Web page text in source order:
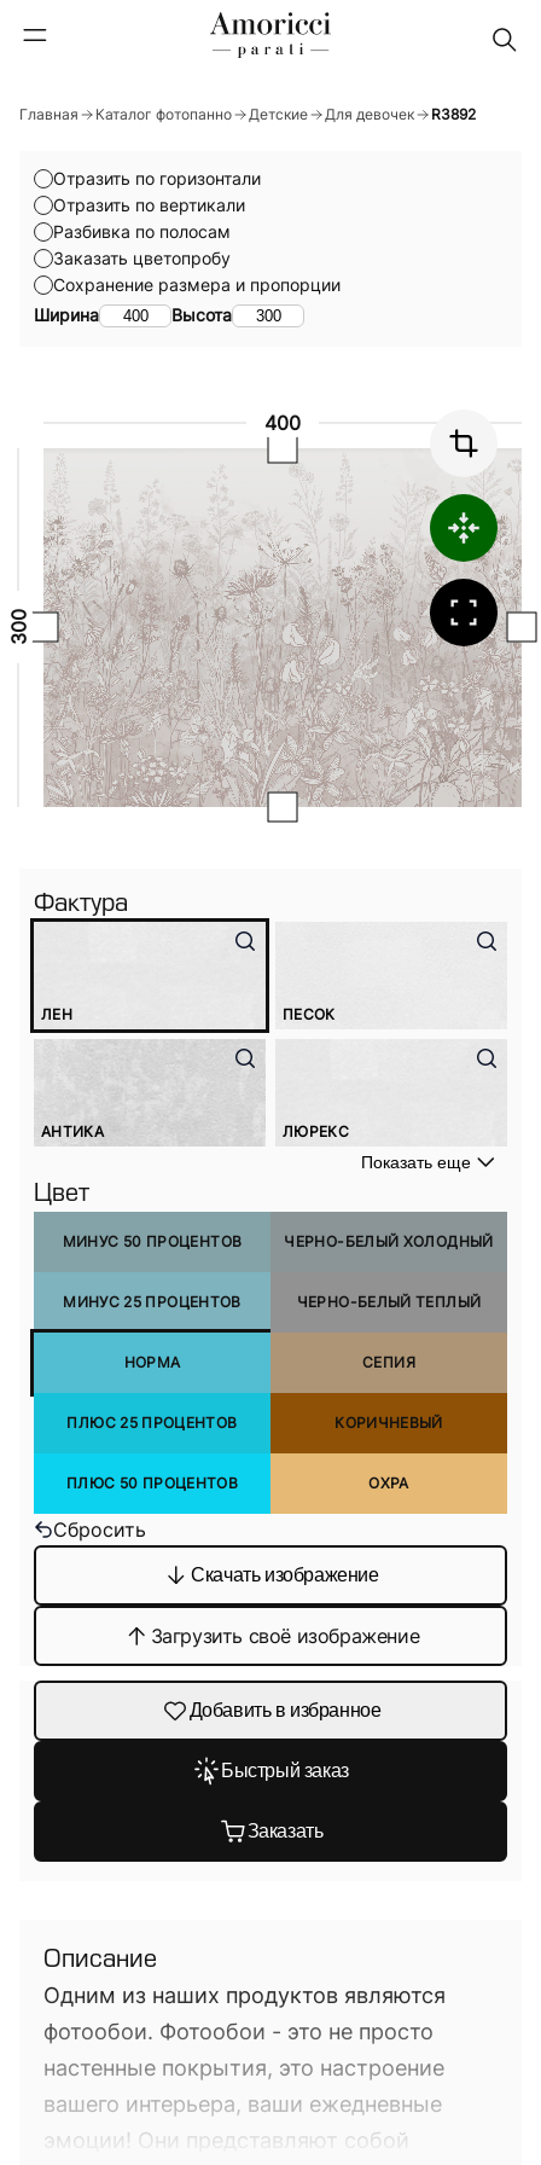
Главная Каталог фотопанно Детские Для девочек R3892
Ширина Высота
Сохранение размера и пропорции
Отразить по горизонтали
Отразить по вертикали
Разбивка по полосам
Заказать цветопробу
Фактура
ЛЕН ПЕСОК
АНТИКА ЛЮРЕКС
Показать еще
Цвет
МИНУС 50 ПРОЦЕНТОВ
МИНУС 25 ПРОЦЕНТОВ
НОРМА
ПЛЮС 25 ПРОЦЕНТОВ
ПЛЮС 50 ПРОЦЕНТОВ
ЧЕРНО-БЕЛЫЙ ХОЛОДНЫЙ
ЧЕРНО-БЕЛЫЙ ТЕПЛЫЙ
СЕПИЯ
КОРИЧНЕВЫЙ
ОХРА
Сбросить
Скачать изображение
Загрузить своё изображение
Добавить в избранное
Быстрый заказ
Заказать
Описание
Одним из наших продуктов являются
фотообои. Фотообои - это не просто
настенные покрытия, это настроение
вашего интерьера, ваши ежедневные
эмоции! Они представляют собой